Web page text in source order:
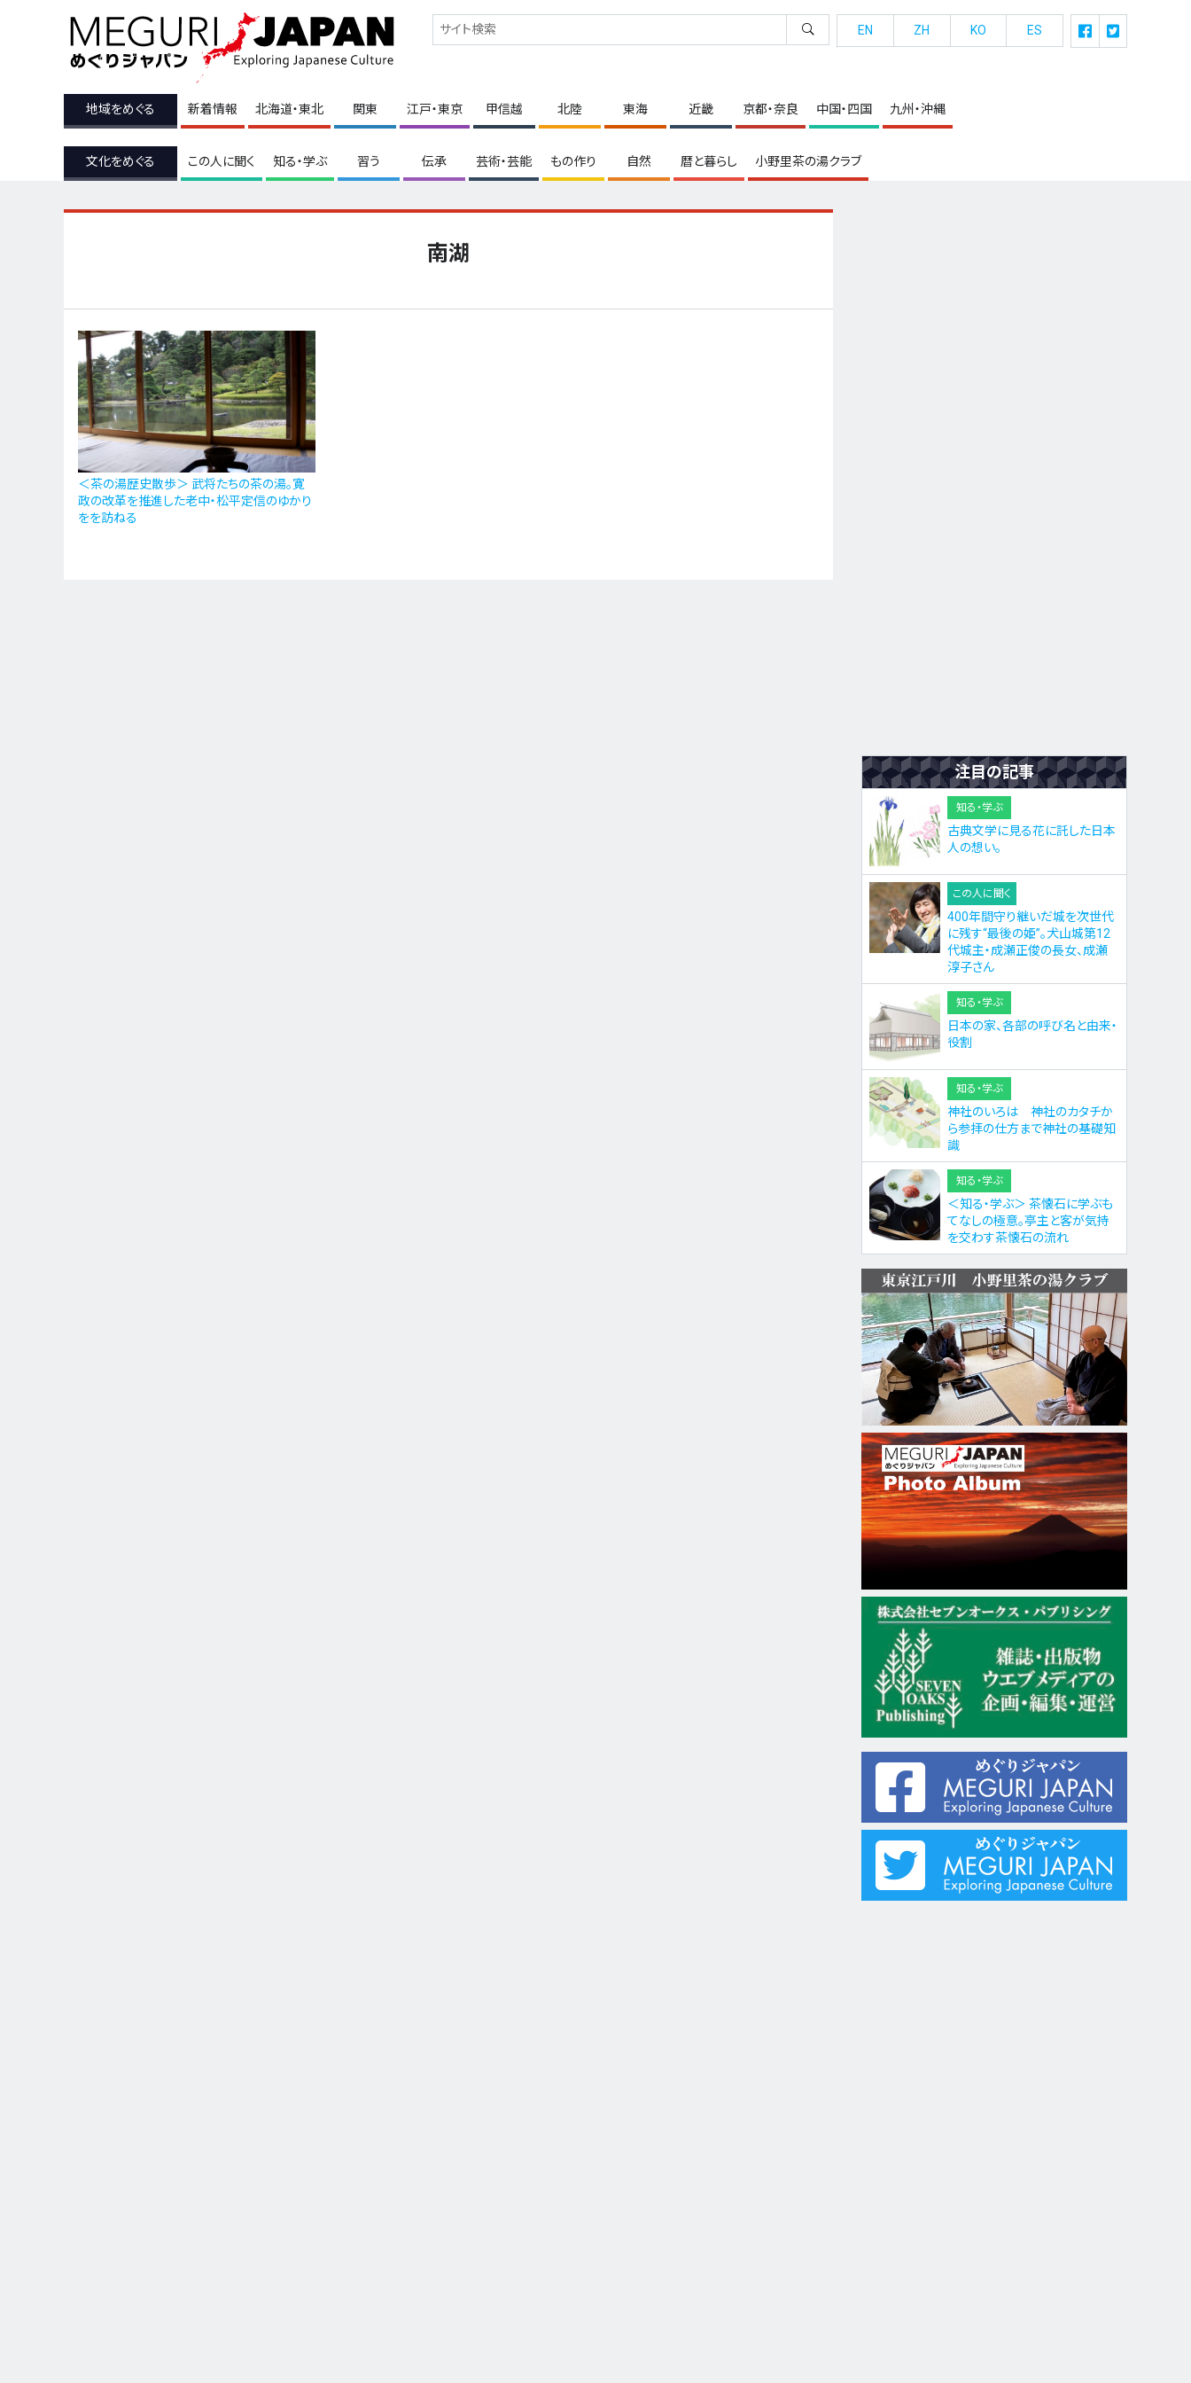
地域をめぐる 新着情報 北海道・東北 関東 江戸・東京 甲信越 北陸 東海 近畿 京都・奈良 中国・四国 九州・沖縄
文化をめぐる この人に聞く 知る・学ぶ 習う 伝承 芸術・芸能 もの作り 自然 暦と暮らし 小野里茶の湯クラブ
EN ZH KO ES
南湖
＜茶の湯歴史散歩＞ 武将たちの茶の湯。寛
政の改革を推進した老中・松平定信のゆかり
をを訪ねる
注目の記事
知る・学ぶ
古典文学に見る花に託した日本
人の想い。
この人に聞く
400年間守り継いだ城を次世代
に残す“最後の姫”。犬山城第12
代城主・成瀬正俊の長女、成瀬
淳子さん
知る・学ぶ
日本の家、各部の呼び名と由来・
役割
知る・学ぶ
神社のいろは 神社のカタチか
ら参拝の仕方まで神社の基礎知
識
知る・学ぶ
＜知る・学ぶ＞ 茶懐石に学ぶも
てなしの極意。亭主と客が気持
を交わす茶懐石の流れ